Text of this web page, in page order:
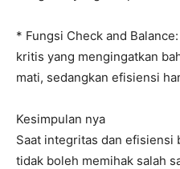
I
* ​Fungsi Check and
kritis yang mengingatkan
mati, sedangkan efisiensi
​Kesimpulan nya
Saat integritas dan efisiensi
tidak boleh memihak salah